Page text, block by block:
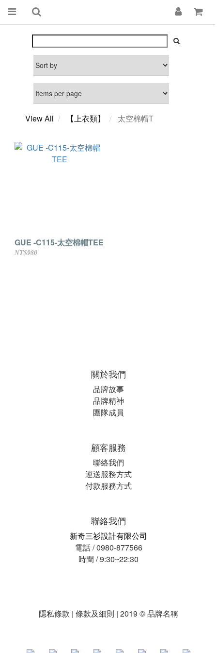
View All 【上衣類】 太空棉帽T
GUE -C115-太空棉帽TEE
NT$980
關於我們
品牌故事
品牌精神
團隊成員
顧客服務
聯絡我們
運送服務方式
付款服務方式
聯絡我們
新奇三衫設計有限公司
電話 / 0980-877566
時間 / 9:30~22:30
隱私條款 | 條款及細則 | 2019 © 品牌名稱